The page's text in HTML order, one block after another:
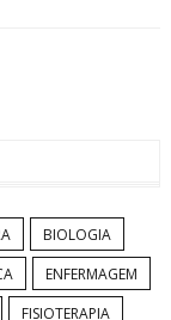
BIOLOGIA
ENFERMAGEM
FISIOTERAPIA